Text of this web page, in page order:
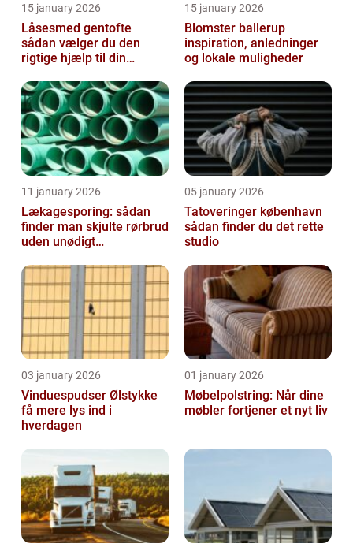
15 january 2026
Låsesmed gentofte
sådan vælger du den
rigtige hjælp til din
15 january 2026
Blomster ballerup
inspiration, anledninger
og lokale muligheder
11 january 2026
Lækagesporing: sådan
finder man skjulte rørbrud
uden unødigt
05 january 2026
Tatoveringer københavn
sådan finder du det rette
studio
03 january 2026
Vinduespudser Ølstykke
få mere lys ind i
hverdagen
01 january 2026
Møbelpolstring: Når dine
møbler fortjener et nyt liv